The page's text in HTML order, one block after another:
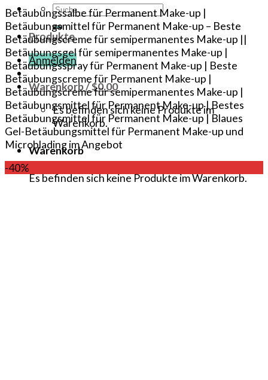
Suche
nach:
Produkte
Anmelden
Warenkorb /$0.00
Es befinden sich keine Produkte im
Warenkorb.
Warenkorb
Es befinden sich keine Produkte im Warenkorb.
Betäubungssalbe für Permanent Make-up |
Betäubungsmittel für Permanent Make-up – Beste
Betäubungscreme für semipermanentes Make-up ||
Betäubungsgel für semipermanentes Make-up |
Betäubungsspray für Permanent Make-up | Beste
Betäubungscreme für Permanent Make-up |
Betäubungscreme für semipermanentes Make-up |
Betäubungsmittel für Permanent Make-up | Bestes
Betäubungsmittel für Permanent Make-up | Blaues
Gel-Betäubungsmittel für Permanent Make-up und
Microblading im Angebot
-40%